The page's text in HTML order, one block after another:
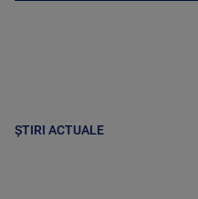
ȘTIRI ACTUALE